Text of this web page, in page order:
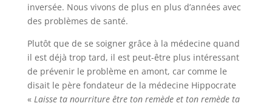
inversée. Nous vivons de plus en plus d’années avec
des problèmes de santé.
Plutôt que de se soigner grâce à la médecine quand
il est déjà trop tard, il est peut-être plus intéressant
de prévenir le problème en amont, car comme le
disait le père fondateur de la médecine Hippocrate
« Laisse ta nourriture être ton remède et ton remède ta